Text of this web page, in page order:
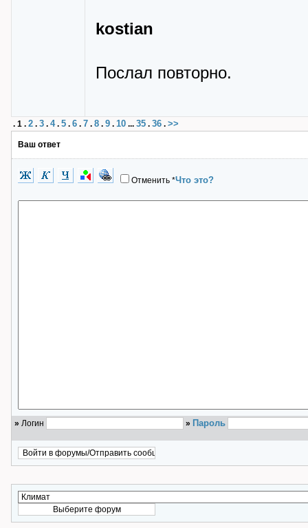
kostian
Послал повторно.
. 1 . 2 . 3 . 4. 5 . 6 . 7 . 8 . 9 . 10 ... 35 . 36 . >>
Ваш ответ
Отменить *Что это?
» Логин » Пароль